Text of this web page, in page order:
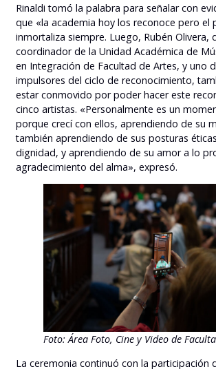
Rinaldi tomó la palabra para señalar con
que «la academia hoy los reconoce pero el
inmortaliza siempre. Luego, Rubén Olivera,
coordinador de la Unidad Académica de
en Integración de Facultad de Artes, y uno
impulsores del ciclo de reconocimiento,
estar conmovido por poder hacer este
cinco artistas. «Personalmente es un
porque crecí con ellos, aprendiendo de su
también aprendiendo de sus posturas
dignidad, y aprendiendo de su amor a lo
agradecimiento del alma», expresó.
Foto: Área Foto, Cine y Video de
La ceremonia continuó con la participación